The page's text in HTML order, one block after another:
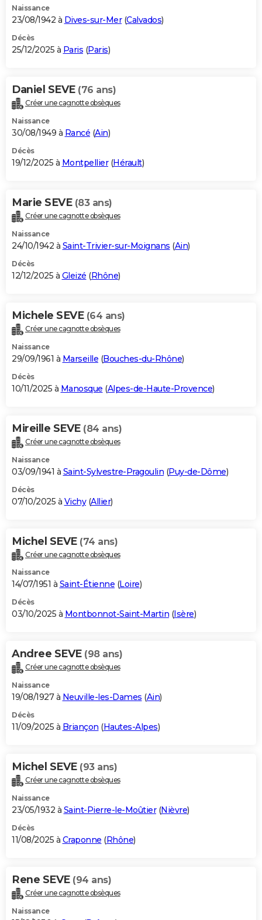
Naissance
23/08/1942 à Dives-sur-Mer(Calvados)
Décès
25/12/2025 à Paris (Paris)
Daniel SEVE (76 ans)
Créer une cagnotte obsèques
Naissance
30/08/1949 à Rancé (Ain)
Décès
19/12/2025 à Montpellier(Hérault)
Marie SEVE (83 ans)
Créer une cagnotte obsèques
Naissance
24/10/1942 à Saint-Trivier-sur-Moignans (Ain)
Décès
12/12/2025 à Gleizé (Rhône)
Michele SEVE (64 ans)
Créer une cagnotte obsèques
Naissance
29/09/1961 à Marseille (Bouches-du-Rhône)
Décès
10/11/2025 à Manosque (Alpes-de-Haute-Provence)
Mireille SEVE (84 ans)
Créer une cagnotte obsèques
Naissance
03/09/1941 à Saint-Sylvestre-Pragoulin (Puy-de-Dôme)
Décès
07/10/2025 à Vichy(Allier)
Michel SEVE (74 ans)
Créer une cagnotte obsèques
Naissance
14/07/1951 à Saint-Étienne (Loire)
Décès
03/10/2025 à Montbonnot-Saint-Martin (Isère)
Andree SEVE (98 ans)
Créer une cagnotte obsèques
Naissance
19/08/1927 à Neuville-les-Dames (Ain)
Décès
11/09/2025 à Briançon (Hautes-Alpes)
Michel SEVE (93 ans)
Créer une cagnotte obsèques
Naissance
23/05/1932 à Saint-Pierre-le-Moûtier(Nièvre)
Décès
11/08/2025 à Craponne (Rhône)
Rene SEVE (94 ans)
Créer une cagnotte obsèques
Naissance